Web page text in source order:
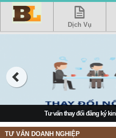
Dịch Vụ
Tư vấn thay đổi đăng ký
TƯ VẤN DOANH NGHIỆP